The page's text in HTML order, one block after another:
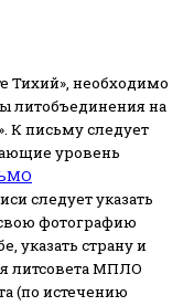
Тихий», необходимо
литобъединения на
К письму следует
уровень
следует указать
фотографию
указать страну и
литсовета МПЛО
(по истечению